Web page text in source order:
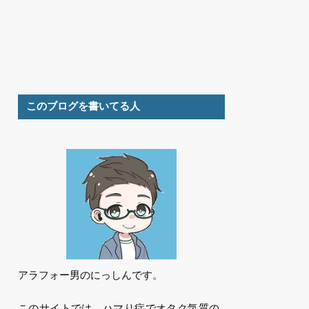
このブログを書いてる人
アラフォー男のにっしんです。